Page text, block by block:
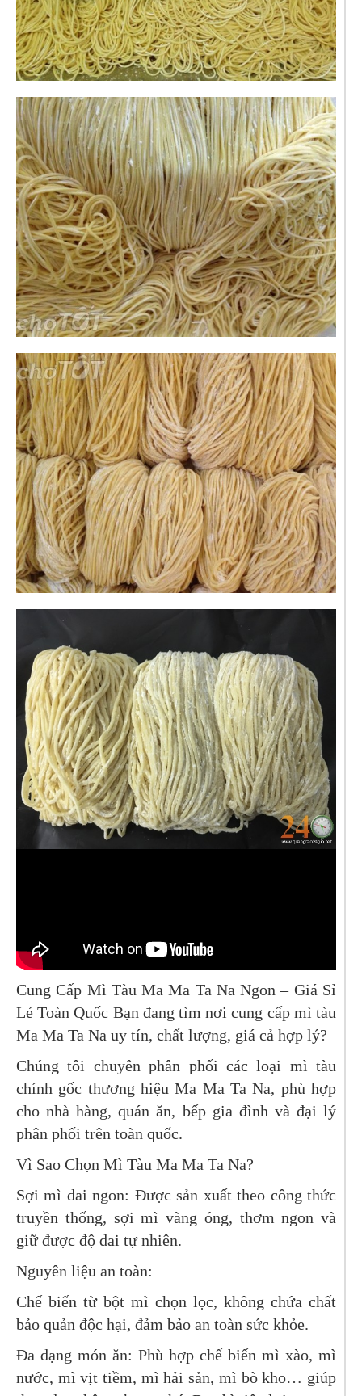
Cung Cấp Mì Tàu Ma Ma Ta Na Ngon – Giá Sỉ
Lẻ Toàn Quốc Bạn đang tìm nơi cung cấp mì tàu
Ma Ma Ta Na uy tín, chất lượng, giá cả hợp lý?
Chúng tôi chuyên phân phối các loại mì tàu
chính gốc thương hiệu Ma Ma Ta Na, phù hợp
cho nhà hàng, quán ăn, bếp gia đình và đại lý
phân phối trên toàn quốc.
Vì Sao Chọn Mì Tàu Ma Ma Ta Na?
Sợi mì dai ngon: Được sản xuất theo công thức
truyền thống, sợi mì vàng óng, thơm ngon và
giữ được độ dai tự nhiên.
Nguyên liệu an toàn:
Chế biến từ bột mì chọn lọc, không chứa chất
bảo quản độc hại, đảm bảo an toàn sức khỏe.
Đa dạng món ăn: Phù hợp chế biến mì xào, mì
nước, mì vịt tiềm, mì hải sản, mì bò kho… giúp